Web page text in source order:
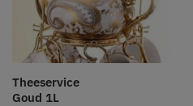
Theeservice
Goud 1L